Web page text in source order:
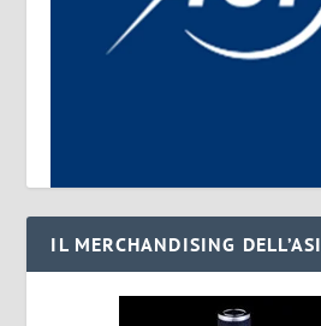
IL MERCHANDISING DELL’ASI